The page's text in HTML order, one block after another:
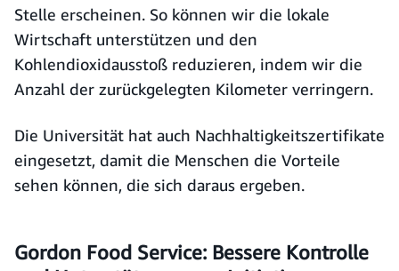
Stelle erscheinen. So können wir die lokale
Wirtschaft unterstützen und den
Kohlendioxidausstoß reduzieren, indem wir die
Anzahl der zurückgelegten Kilometer verringern.
Die Universität hat auch Nachhaltigkeitszertifikate
eingesetzt, damit die Menschen die Vorteile
sehen können, die sich daraus ergeben.
Gordon Food Service: Bessere Kontrolle